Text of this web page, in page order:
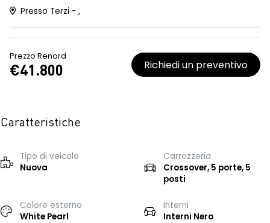
Presso Terzi - ,
Prezzo Renord
€41.800 Richiedi un preventivo
Caratteristiche
Tipo di veicolo
Nuova
Carrozzeria
Crossover, 5 porte, 5
posti
Colore esterno
White Pearl
Interni
Interni Nero